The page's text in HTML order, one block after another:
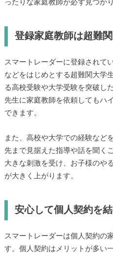
ったりな家庭教師が必ず見つか
登録家庭教師は超難関
スマートレーダーに登録されて
などをはじめとする超難関大学
る高校受験や大学受験を突破し
先生に家庭教師を依頼してもハ
できます。
また、高校や大学での経験など
先まで見据えた指導や話を聞く
大きな刺激を受け、お子様のや
が大きく上がります。
安心して個人契約を結
スマートレーダーは個人契約の
す。個人契約はメリットが多い